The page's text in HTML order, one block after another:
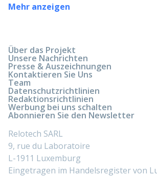
Mehr anzeigen
Über das Projekt
Unsere Nachrichten
Presse & Auszeichnungen
Kontaktieren Sie Uns
Team
Datenschutzrichtlinien
Redaktionsrichtlinien
Werbung bei uns schalten
Abonnieren Sie den Newsletter
Relotech SARL
9, rue du Laboratoire
L-1911 Luxemburg
Eingetragen im Handelsregister von